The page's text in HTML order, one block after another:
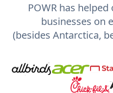
POWR has
businesses on
(besides Antarctica,